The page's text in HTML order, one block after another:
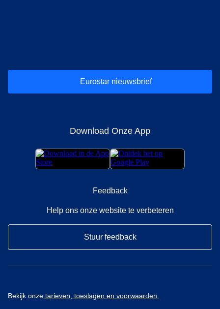
Eurostar nieuwsbrief
Download Onze App
Feedback
Help ons onze website te verbeteren
Stuur feedback
Bekijk onze tarieven, toeslagen en voorwaarden.